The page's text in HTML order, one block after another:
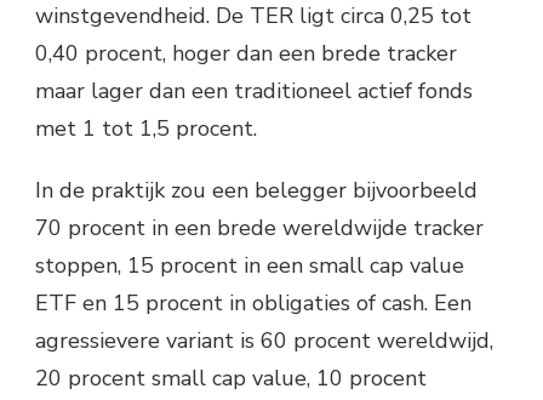
winstgevendheid. De TER ligt circa 0,25 tot
0,40 procent, hoger dan een brede tracker
maar lager dan een traditioneel actief fonds
met 1 tot 1,5 procent.
In de praktijk zou een belegger bijvoorbeeld
70 procent in een brede wereldwijde tracker
stoppen, 15 procent in een small cap value
ETF en 15 procent in obligaties of cash. Een
agressievere variant is 60 procent wereldwijd,
20 procent small cap value, 10 procent